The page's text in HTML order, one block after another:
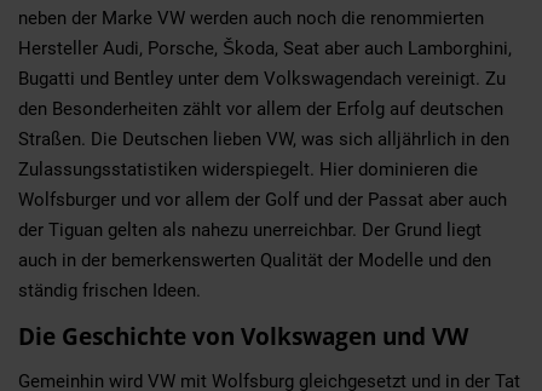
neben der Marke VW werden auch noch die renommierten
Hersteller Audi, Porsche, Škoda, Seat aber auch Lamborghini,
Bugatti und Bentley unter dem Volkswagendach vereinigt. Zu
den Besonderheiten zählt vor allem der Erfolg auf deutschen
Straßen. Die Deutschen lieben VW, was sich alljährlich in den
Zulassungsstatistiken widerspiegelt. Hier dominieren die
Wolfsburger und vor allem der Golf und der Passat aber auch
der Tiguan gelten als nahezu unerreichbar. Der Grund liegt
auch in der bemerkenswerten Qualität der Modelle und den
ständig frischen Ideen.
Die Geschichte von Volkswagen und VW
Gemeinhin wird VW mit Wolfsburg gleichgesetzt und in der Tat